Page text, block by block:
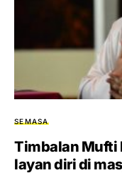
SEMASA
Timbalan Mufti
layan diri di